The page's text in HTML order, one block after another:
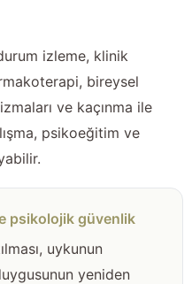
izleme, klinik
bireysel
ve kaçınma ile
psikoeğitim ve
psikolojik güvenlik
uykunun
yeniden